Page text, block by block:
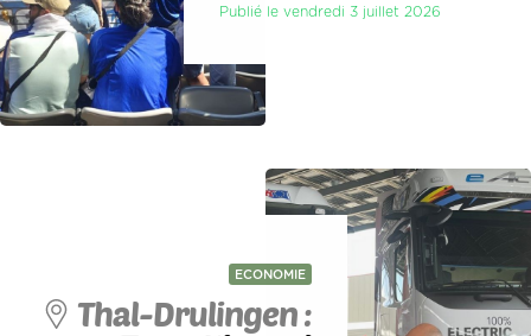
Publié le vendredi 3 juillet 2026
ECONOMIE
Thal-Drulingen :